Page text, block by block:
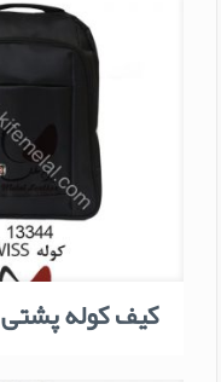
کیف کوله پشتی 13344